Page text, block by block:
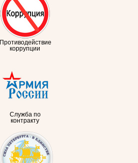
Противодействие
коррупции
Служба по
контракту